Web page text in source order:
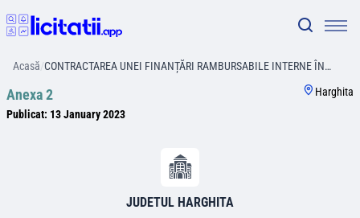
Acasă/CONTRACTAREA UNEI FINANȚĂRI RAMBURSABILE INTERNE ÎN…
Anexa 2
Publicat: 13 January 2023
Harghita
JUDETUL HARGHITA